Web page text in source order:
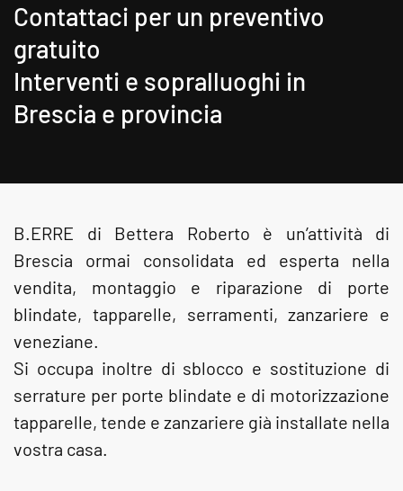
Contattaci per un preventivo
gratuito
Interventi e sopralluoghi in
Brescia e provincia
B.ERRE di Bettera Roberto è un’attività di
Brescia ormai consolidata ed esperta nella
vendita, montaggio e riparazione di porte
blindate, tapparelle, serramenti, zanzariere e
veneziane.
Si occupa inoltre di sblocco e sostituzione di
serrature per porte blindate e di motorizzazione
tapparelle, tende e zanzariere già installate nella
vostra casa.